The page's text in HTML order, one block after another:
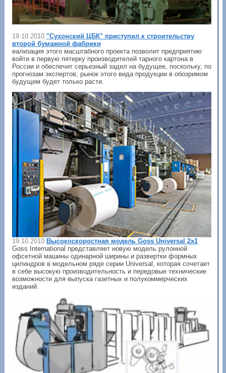
19.10.2010 "Сухонский ЦБК" приступил к строительству
второй бумажной фабрики
еализация этого масштабного проекта позволит предприятию
войти в первую пятерку производителей тарного картона в
России и обеспечит серьезный задел на будущее, поскольку, по
прогнозам экспертов, рынок этого вида продукции в обозримом
будущем будет только расти.
19.10.2010 Высокоскоростная модель Goss Universal 2х1
Goss International представляет новую модель рулонной
офсетной машины одинарной ширины и развертки формных
цилиндров в модельном ряде серии Universal, которая сочетает
в себе высокую производительность и передовые технические
возможности для выпуска газетных и полукоммерческих
изданий.